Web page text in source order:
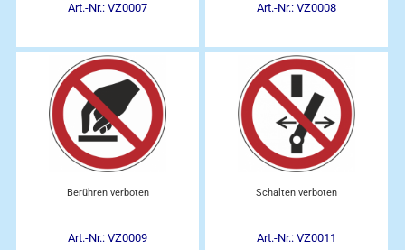
Art.-Nr.: VZ0007 Art.-Nr.: VZ0008
Berühren verboten
Art.-Nr.: VZ0009
Schalten verboten
Art.-Nr.: VZ0011